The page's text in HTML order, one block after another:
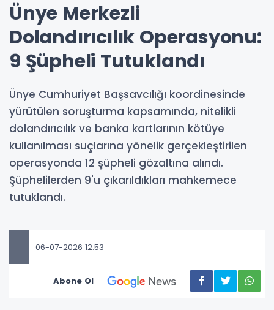
Ünye Merkezli
Dolandırıcılık Operasyonu:
9 Şüpheli Tutuklandı
Ünye Cumhuriyet Başsavcılığı koordinesinde
yürütülen soruşturma kapsamında, nitelikli
dolandırıcılık ve banka kartlarının kötüye
kullanılması suçlarına yönelik gerçekleştirilen
operasyonda 12 şüpheli gözaltına alındı.
Şüphelilerden 9'u çıkarıldıkları mahkemece
tutuklandı.
06-07-2026 12:53
Abone Ol